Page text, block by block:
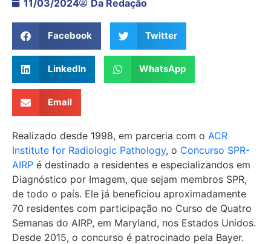
11/03/2024 Da Redação
Facebook Twitter
LinkedIn WhatsApp
Email
Realizado desde 1998, em parceria com o ACR
Institute for Radiologic Pathology, o Concurso SPR-
AIRP é destinado a residentes e especializandos em
Diagnóstico por Imagem, que sejam membros SPR,
de todo o país. Ele já beneficiou aproximadamente
70 residentes com participação no Curso de Quatro
Semanas do AIRP, em Maryland, nos Estados Unidos.
Desde 2015, o concurso é patrocinado pela Bayer.